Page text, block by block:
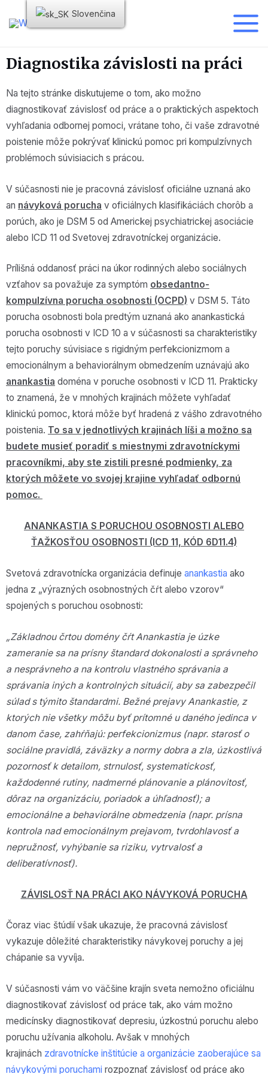
Diagnostika závislosti na práci
Na tejto stránke diskutujeme o tom, ako možno
diagnostikovať závislosť od práce a o praktických aspektoch
vyhľadania odbornej pomoci, vrátane toho, či vaše zdravotné
poistenie môže pokrývať klinickú pomoc pri kompulzívnych
problémoch súvisiacich s prácou.
V súčasnosti nie je pracovná závislosť oficiálne uznaná ako
an návyková porucha v oficiálnych klasifikáciách chorôb a
porúch, ako je DSM 5 od Americkej psychiatrickej asociácie
alebo ICD 11 od Svetovej zdravotníckej organizácie.
Prílišná oddanosť práci na úkor rodinných alebo sociálnych
vzťahov sa považuje za symptóm obsedantno-
kompulzívna porucha osobnosti (OCPD) v DSM 5. Táto
porucha osobnosti bola predtým uznaná ako anankastická
porucha osobnosti v ICD 10 a v súčasnosti sa charakteristiky
tejto poruchy súvisiace s rigidným perfekcionizmom a
emocionálnym a behaviorálnym obmedzením uznávajú ako
anankastia doména v poruche osobnosti v ICD 11. Prakticky
to znamená, že v mnohých krajinách môžete vyhľadať
klinickú pomoc, ktorá môže byť hradená z vášho zdravotného
poistenia. To sa v jednotlivých krajinách líši a možno sa
budete musieť poradiť s miestnymi zdravotníckymi
pracovníkmi, aby ste zistili presné podmienky, za
ktorých môžete vo svojej krajine vyhľadať odbornú
pomoc.
ANANKASTIA S PORUCHOU OSOBNOSTI ALEBO
ŤAŽKOSŤOU OSOBNOSTI (ICD 11, KÓD 6D11.4)
Svetová zdravotnícka organizácia definuje anankastia ako
jedna z „výrazných osobnostných čŕt alebo vzorov“
spojených s poruchou osobnosti:
„Základnou črtou domény čŕt Anankastia je úzke
zameranie sa na prísny štandard dokonalosti a správneho
a nesprávneho a na kontrolu vlastného správania a
správania iných a kontrolných situácií, aby sa zabezpečil
súlad s týmito štandardmi. Bežné prejavy Anankastie, z
ktorých nie všetky môžu byť prítomné u daného jedinca v
danom čase, zahŕňajú: perfekcionizmus (napr. starosť o
sociálne pravidlá, záväzky a normy dobra a zla, úzkostlivá
pozornosť k detailom, strnulosť, systematickosť,
každodenné rutiny, nadmerné plánovanie a plánovitosť,
dôraz na organizáciu, poriadok a úhľadnosť); a
emocionálne a behaviorálne obmedzenia (napr. prísna
kontrola nad emocionálnym prejavom, tvrdohlavosť a
nepružnosť, vyhýbanie sa riziku, vytrvalosť a
deliberatívnosť).
ZÁVISLOSŤ NA PRÁCI AKO NÁVYKOVÁ PORUCHA
Čoraz viac štúdií však ukazuje, že pracovná závislosť
vykazuje dôležité charakteristiky návykovej poruchy a jej
chápanie sa vyvíja.
V súčasnosti vám vo väčšine krajín sveta nemožno oficiálnu
diagnostikovať závislosť od práce tak, ako vám možno
medicínsky diagnostikovať depresiu, úzkostnú poruchu alebo
poruchu užívania alkoholu. Avšak v mnohých
krajinách zdravotnícke inštitúcie a organizácie zaoberajúce sa
návykovými poruchami rozpoznať závislosť od práce ako
Slovenčina